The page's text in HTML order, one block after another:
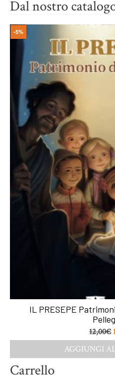
Dal nostro
-5%
IL PRESEPE
12,00€
AGGIUNGI
Carrello